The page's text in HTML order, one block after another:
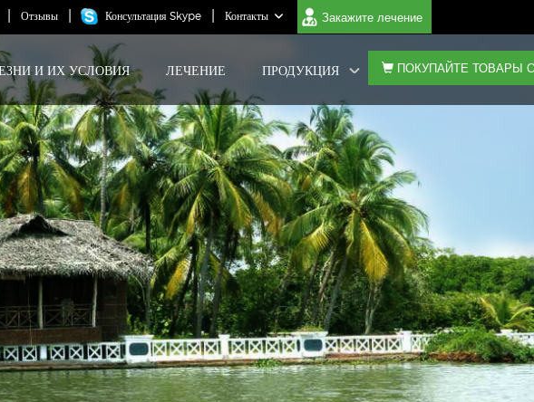
Закажите лечение
| Отзывы | Консультация Skype | Контакты
И ИХ УСЛОВИЯ ЛЕЧЕНИЕ ПРОДУКЦИЯ ПОКУПАЙТЕ ТОВАРЫ